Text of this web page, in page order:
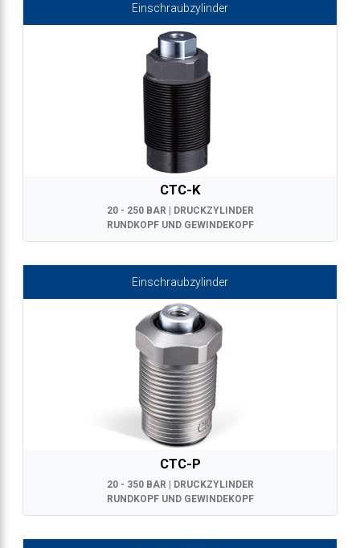
Einschraubzylinder
CTC-K
20 - 250 BAR | DRUCKZYLINDER
RUNDKOPF UND GEWINDEKOPF
Einschraubzylinder
CTC-P
20 - 350 BAR | DRUCKZYLINDER
RUNDKOPF UND GEWINDEKOPF